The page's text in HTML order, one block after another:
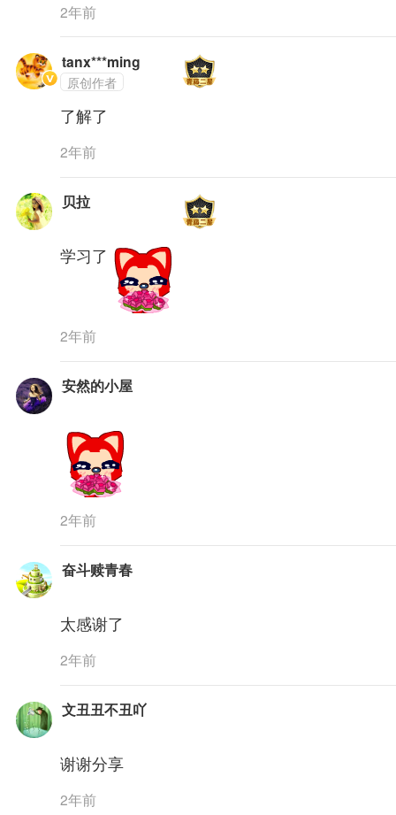
2年前
tanx***ming
原创作者
了解了
2年前
贝拉
学习了
2年前
安然的小屋
2年前
奋斗赎青春
太感谢了
2年前
文丑丑不丑吖
谢谢分享
2年前